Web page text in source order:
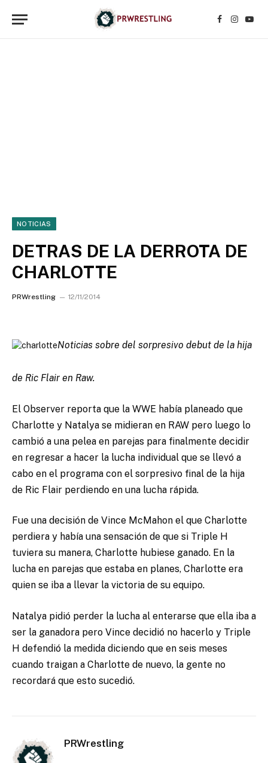
Facebook
NOTICIAS
DETRAS DE LA DERROTA DE
CHARLOTTE
PRWrestling 12/11/2014
Noticias sobre del sorpresivo debut de la hija
de Ric Flair en Raw.
El Observer reporta que la WWE había planeado que
Charlotte y Natalya se midieran en RAW pero luego lo
cambió a una pelea en parejas para finalmente decidir
en regresar a hacer la lucha individual que se llevó a
cabo en el programa con el sorpresivo final de la hija
de Ric Flair perdiendo en una lucha rápida.
Fue una decisión de Vince McMahon el que Charlotte
perdiera y había una sensación de que si Triple H
tuviera su manera, Charlotte hubiese ganado. En la
lucha en parejas que estaba en planes, Charlotte era
quien se iba a llevar la victoria de su equipo.
Natalya pidió perder la lucha al enterarse que ella iba a
ser la ganadora pero Vince decidió no hacerlo y Triple
H defendió la medida diciendo que en seis meses
cuando traigan a Charlotte de nuevo, la gente no
recordará que esto sucedió.
PRWrestling